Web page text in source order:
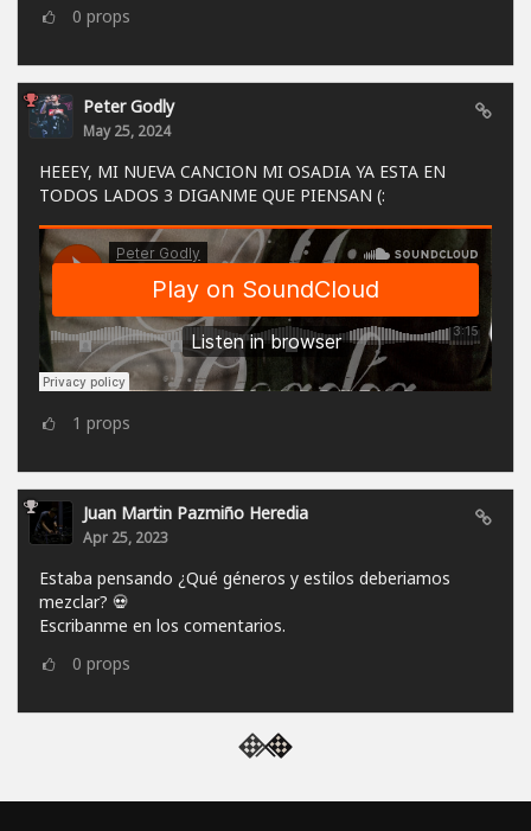
0 props
Peter Godly
May 25, 2024
HEEEY, MI NUEVA CANCION MI OSADIA YA ESTA EN
TODOS LADOS 3 DIGANME QUE PIENSAN (:
1 props
Juan Martin Pazmiño Heredia
Apr 25, 2023
Estaba pensando ¿Qué géneros y estilos deberiamos
mezclar? 💀
Escribanme en los comentarios.
0 props